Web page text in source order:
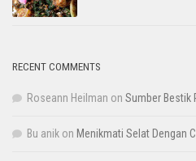
RECENT COMMENTS
Roseann Heilman on Sumber Bestik
Bu anik on Menikmati Selat Dengan